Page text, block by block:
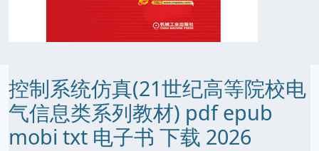
控制系统仿真(21世纪高等院校电
气信息类系列教材) pdf epub
mobi txt 电子书 下载 2026